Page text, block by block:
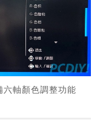
軸顏色調整功能